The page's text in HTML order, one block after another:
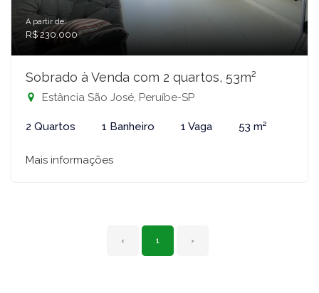
A partir de:
R$ 230.000
Sobrado à Venda com 2 quartos, 53m²
Estância São José, Peruíbe-SP
2 Quartos 1 Banheiro 1 Vaga 53 m²
Mais informações
‹ 1 ›